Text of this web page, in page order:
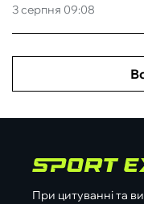
3 серпня 09:08
При цитуванні та